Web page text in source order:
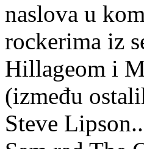
naslova u
rockerima iz
Hillageom i
(između
Steve